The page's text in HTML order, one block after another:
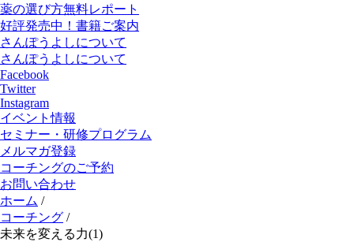
薬の選び方無料レポート
好評発売中！書籍ご案内
さんぽうよしについて
さんぽうよしについて
Facebook
Twitter
Instagram
イベント情報
セミナー・研修プログラム
メルマガ登録
コーチングのご予約
お問い合わせ
ホーム /
コーチング /
未来を変える力(1)